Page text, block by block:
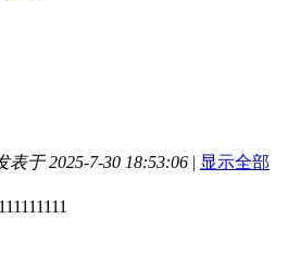
表于 2025-7-30 18:53:06 | 显示全部